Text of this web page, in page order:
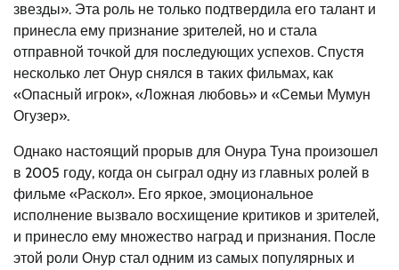
звезды». Эта роль не только подтвердила его талант и
принесла ему признание зрителей, но и стала
отправной точкой для последующих успехов. Спустя
несколько лет Онур снялся в таких фильмах, как
«Опасный игрок», «Ложная любовь» и «Семьи Мумун
Огузер».
Однако настоящий прорыв для Онура Туна произошел
в 2005 году, когда он сыграл одну из главных ролей в
фильме «Раскол». Его яркое, эмоциональное
исполнение вызвало восхищение критиков и зрителей,
и принесло ему множество наград и признания. После
этой роли Онур стал одним из самых популярных и